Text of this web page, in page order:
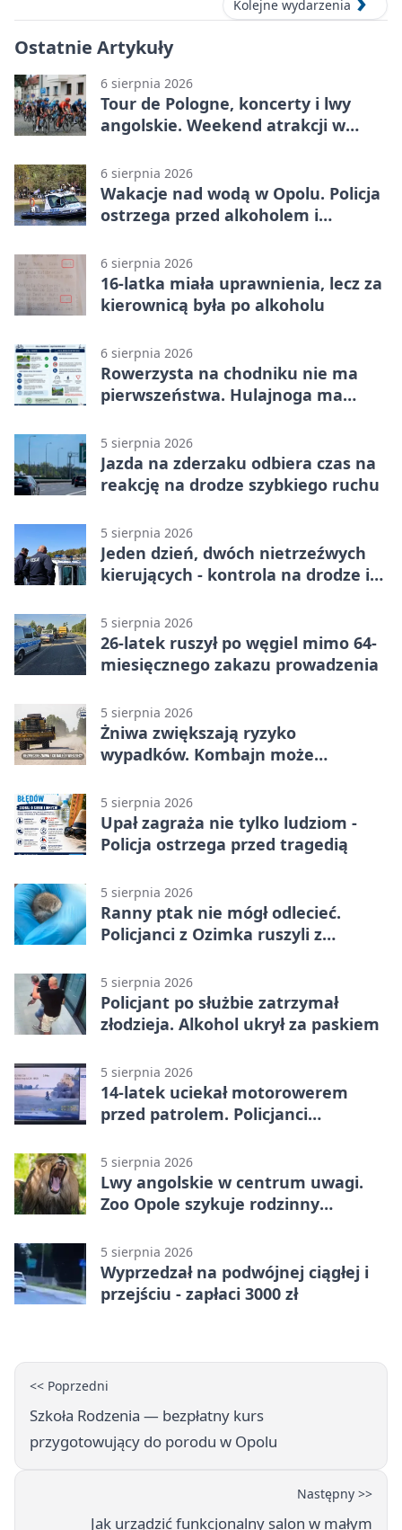
Kolejne wydarzenia
Ostatnie Artykuły
6 sierpnia 2026
Tour de Pologne, koncerty i lwy
angolskie. Weekend atrakcji w
6 sierpnia 2026
Wakacje nad wodą w Opolu. Policja
ostrzega przed alkoholem i
6 sierpnia 2026
16-latka miała uprawnienia, lecz za
kierownicą była po alkoholu
6 sierpnia 2026
Rowerzysta na chodniku nie ma
pierwszeństwa. Hulajnoga ma
5 sierpnia 2026
Jazda na zderzaku odbiera czas na
reakcję na drodze szybkiego ruchu
5 sierpnia 2026
Jeden dzień, dwóch nietrzeźwych
kierujących - kontrola na drodze i
5 sierpnia 2026
26-latek ruszył po węgiel mimo 64-
miesięcznego zakazu prowadzenia
5 sierpnia 2026
Żniwa zwiększają ryzyko
wypadków. Kombajn może
5 sierpnia 2026
Upał zagraża nie tylko ludziom -
Policja ostrzega przed tragedią
5 sierpnia 2026
Ranny ptak nie mógł odlecieć.
Policjanci z Ozimka ruszyli z
5 sierpnia 2026
Policjant po służbie zatrzymał
złodzieja. Alkohol ukrył za paskiem
5 sierpnia 2026
14-latek uciekał motorowerem
przed patrolem. Policjanci
5 sierpnia 2026
Lwy angolskie w centrum uwagi.
Zoo Opole szykuje rodzinny
5 sierpnia 2026
Wyprzedzał na podwójnej ciągłej i
przejściu - zapłaci 3000 zł
<< Poprzedni
Szkoła Rodzenia — bezpłatny kurs
przygotowujący do porodu w Opolu
Następny >>
Jak urządzić funkcjonalny salon w małym